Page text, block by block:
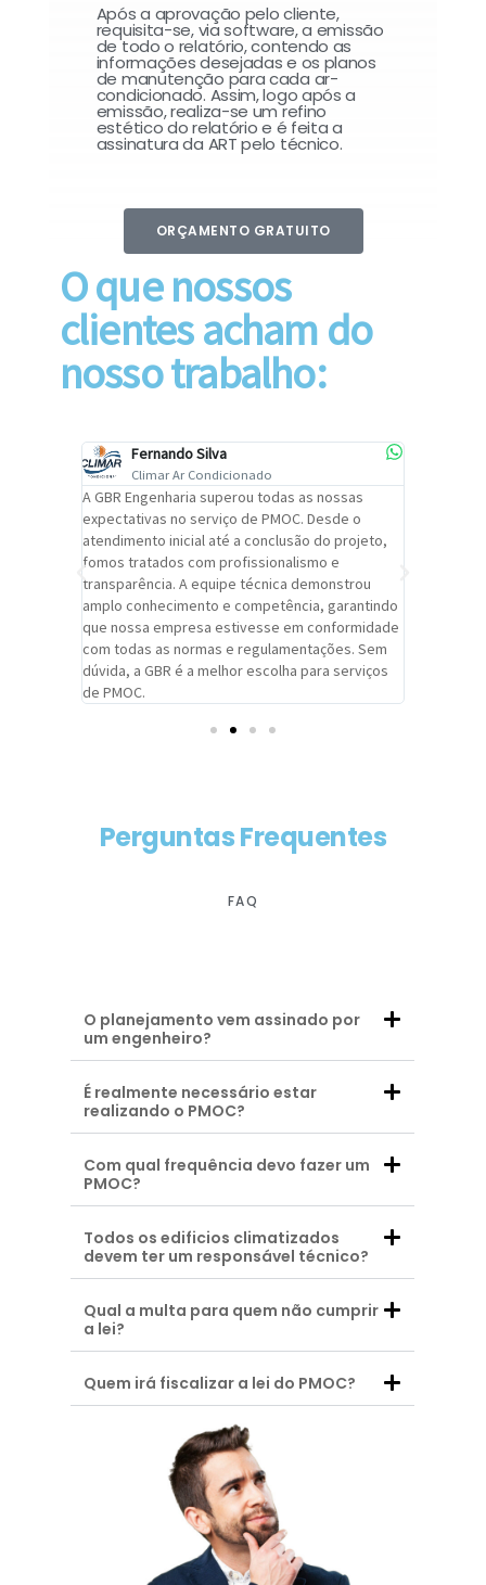
Após a aprovação pelo cliente,
requisita-se, via software, a emissão
de todo o relatório, contendo as
informações desejadas e os planos
de manutenção para cada ar-
condicionado. Assim, logo após a
emissão, realiza-se um refino
estético do relatório e é feita a
assinatura da ART pelo técnico.
ORÇAMENTO GRATUITO
O que nossos
clientes acham do
nosso trabalho:
Fernando Silva
Climar Ar Condicionado
A GBR Engenharia superou todas as nossas
expectativas no serviço de PMOC. Desde o
atendimento inicial até a conclusão do projeto,
fomos tratados com profissionalismo e
transparência. A equipe técnica demonstrou
amplo conhecimento e competência, garantindo
que nossa empresa estivesse em conformidade
com todas as normas e regulamentações. Sem
dúvida, a GBR é a melhor escolha para serviços
de PMOC.
Perguntas Frequentes
FAQ
O planejamento vem assinado por
um engenheiro?
É realmente necessário estar
realizando o PMOC?
Com qual frequência devo fazer um
PMOC?
Todos os edificios climatizados
devem ter um responsável técnico?
Qual a multa para quem não cumprir
a lei?
Quem irá fiscalizar a lei do PMOC?